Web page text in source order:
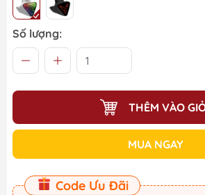
Số lượng:
THÊM VÀO
MUA NGAY
Code Ưu Đãi